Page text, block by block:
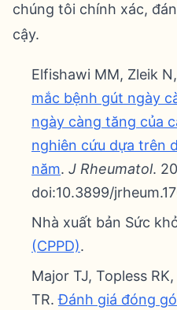
chúng tôi chính xác,
cậy.
Elfishawi MM, Zleik
mắc bệnh gút ngày
ngày càng tăng của
nghiên cứu dựa trên
năm. J Rheumatol.
doi:10.3899/
Nhà xuất bản Sức
(CPPD).
Major TJ, Topless
TR.Đánh giá đóng